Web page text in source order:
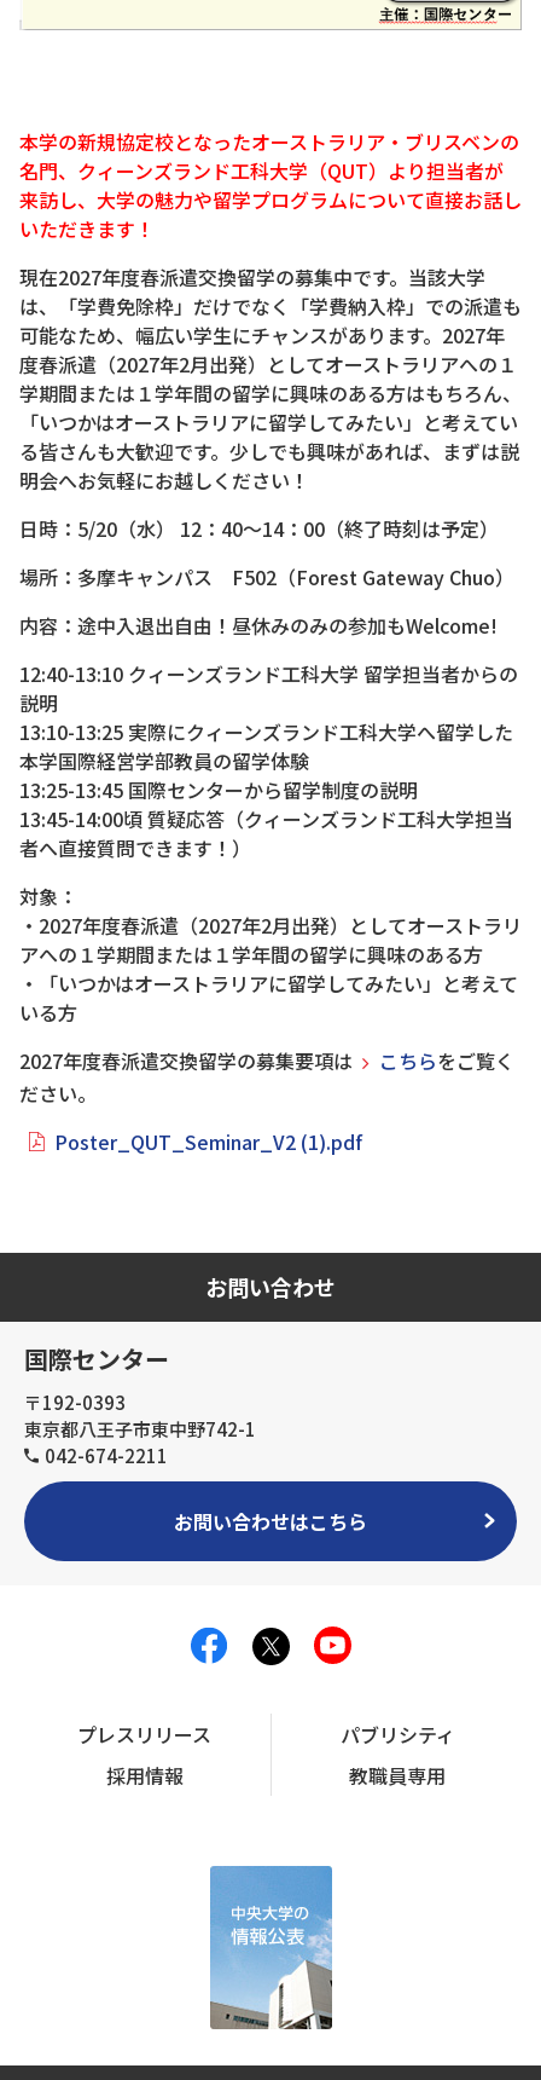
本学の新規協定校となったオーストラリア・ブリスベンの
名門、クィーンズランド工科大学（QUT）より担当者が
来訪し、大学の魅力や留学プログラムについて直接お話し
いただきます！
現在2027年度春派遣交換留学の募集中です。当該大学
は、「学費免除枠」だけでなく「学費納入枠」での派遣も
可能なため、幅広い学生にチャンスがあります。2027年
度春派遣（2027年2月出発）としてオーストラリアへの１
学期間または１学年間の留学に興味のある方はもちろん、
「いつかはオーストラリアに留学してみたい」と考えてい
る皆さんも大歓迎です。少しでも興味があれば、まずは説
明会へお気軽にお越しください！
日時：5/20（水） 12：40～14：00（終了時刻は予定）
場所：多摩キャンパス F502（Forest Gateway Chuo）
内容：途中入退出自由！昼休みのみの参加もWelcome!
12:40-13:10 クィーンズランド工科大学 留学担当者からの
説明
13:10-13:25 実際にクィーンズランド工科大学へ留学した
本学国際経営学部教員の留学体験
13:25-13:45 国際センターから留学制度の説明
13:45-14:00頃 質疑応答（クィーンズランド工科大学担当
者へ直接質問できます！）
対象：
・2027年度春派遣（2027年2月出発）としてオーストラリ
アへの１学期間または１学年間の留学に興味のある方
・「いつかはオーストラリアに留学してみたい」と考えて
いる方
2027年度春派遣交換留学の募集要項は
こちらをご覧く
ださい。
Poster_QUT_Seminar_V2 (1).pdf
お問い合わせ
国際センター
〒192-0393
東京都八王子市東中野742-1
042-674-2211
お問い合わせはこちら
プレスリリース
パブリシティ
採用情報
教職員専用